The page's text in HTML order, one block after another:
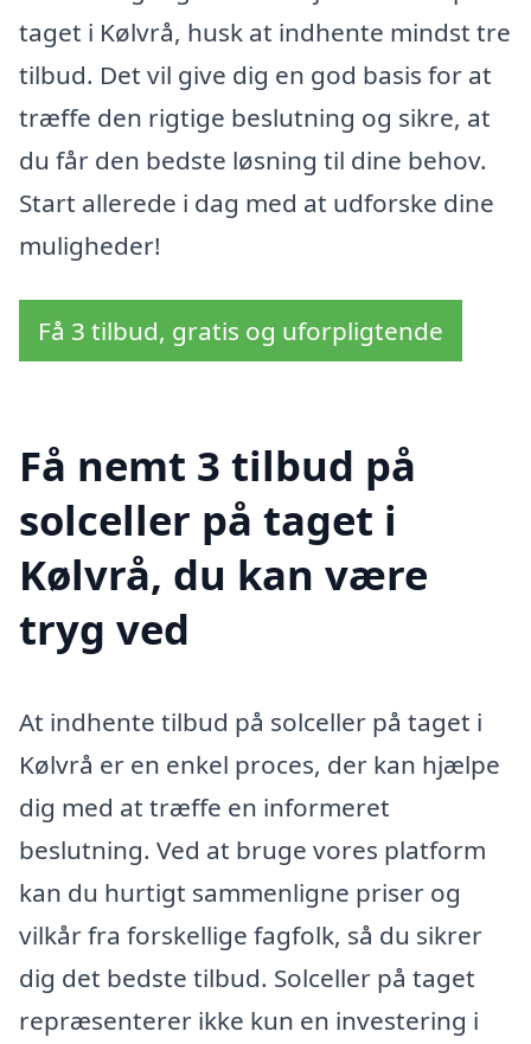
taget i Kølvrå, husk at indhente mindst tre
tilbud. Det vil give dig en god basis for at
træffe den rigtige beslutning og sikre, at
du får den bedste løsning til dine behov.
Start allerede i dag med at udforske dine
muligheder!
Få 3 tilbud, gratis og uforpligtende
Få nemt 3 tilbud på
solceller på taget i
Kølvrå, du kan være
tryg ved
At indhente tilbud på solceller på taget i
Kølvrå er en enkel proces, der kan hjælpe
dig med at træffe en informeret
beslutning. Ved at bruge vores platform
kan du hurtigt sammenligne priser og
vilkår fra forskellige fagfolk, så du sikrer
dig det bedste tilbud. Solceller på taget
repræsenterer ikke kun en investering i